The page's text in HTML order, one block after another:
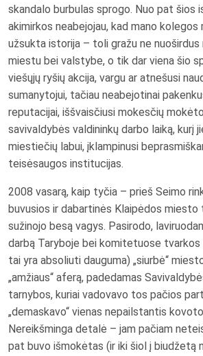
skandalo burbulas sprogo. Nuo pat šios
akimirkos neabejojau, kad mano
užsukta istorija – toli gražu ne
miestu bei valstybe, o tik dar viena šio
viešųjų ryšių akcija, vargu ar atnešusi
sumanytojui, tačiau neabejotinai
reputacijai, iššvaisčiusi mokesčių
savivaldybės valdininkų darbo laiką, kurį
miestiečių labui, įklampinusi
teisėsaugos institucijas.
2008 vasarą, kaip tyčia – prieš Seimo
buvusios ir dabartinės Klaipėdos miesto
sužinojo besą vagys. Pasirodo,
darbą Taryboje bei komitetuose tvarkos
tai yra absoliuti dauguma) „siurbė“
„amžiaus“ aferą, padedamas
tarnybos, kuriai vadovavo tos pačios
„demaskavo“ vienas nepailstantis
Nereikšminga detalė – jam pačiam
pat buvo išmokėtas (ir iki šiol į biudžetą